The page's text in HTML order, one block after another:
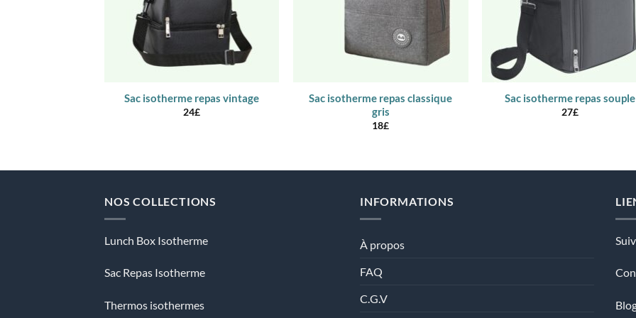
Sac isotherme repas vintage
24£
Sac isotherme repas classique
gris
18£
Sac isotherme repas souple
27£
NOS COLLECTIONS
Lunch Box Isotherme
Sac Repas Isotherme
Thermos isothermes
INFORMATIONS
À propos
FAQ
C.G.V